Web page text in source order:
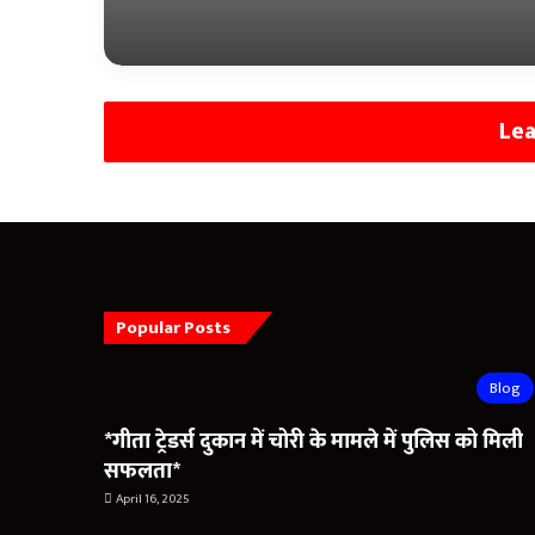
रायपुर में ए.ए.ओ. पदोन्नति
पर लगी मुहर
Popular Posts
Blog
*गीता ट्रेडर्स दुकान में चोरी के मामले में पुलिस को मिली
सफलता*
April 16, 2025